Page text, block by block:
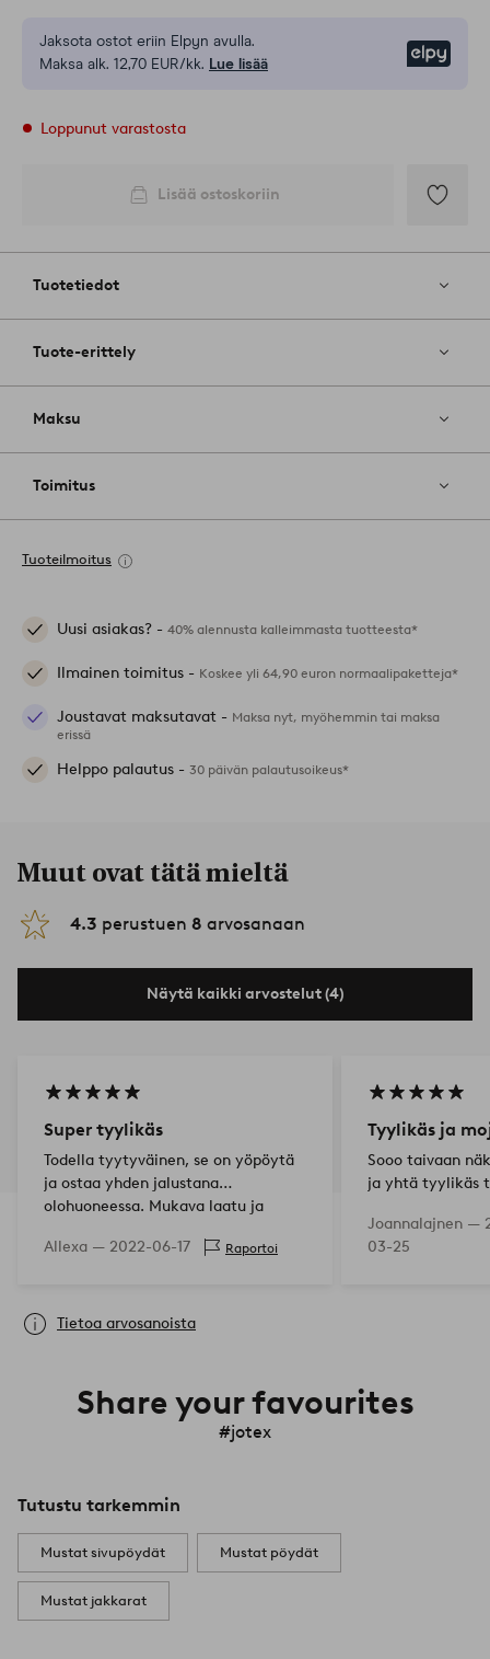
Jaksota ostot eriin Elpyn avulla.
Maksa alk. 12,70 EUR/kk. Lue lisää
Loppunut varastosta
Lisää ostoskoriin
Tuotetiedot
Tuote-erittely
Maksu
Toimitus
Tuoteilmoitus
Uusi asiakas? - 40% alennusta kalleimmasta tuotteesta*
Ilmainen toimitus - Koskee yli 64,90 euron normaalipaketteja*
Joustavat maksutavat - Maksa nyt, myöhemmin tai maksa
erissä
Helppo palautus - 30 päivän palautusoikeus*
Muut ovat tätä mieltä
4.3 perustuen 8 arvosanaan
Näytä kaikki arvostelut (4)
Super tyylikäs
Todella tyytyväinen, se on yöpöytä
ja ostaa yhden jalustana
olohuoneessa. Mukava laatu ja
Allexa — 2022-06-17 Raportoi
Tyylikäs ja
Sooo taivaan
ja yhtä tyylikäs
Joannalajnen —
03-25
Tietoa arvosanoista
Share your favourites
#jotex
Tutustu tarkemmin
Mustat sivupöydät Mustat pöydät
Mustat jakkarat